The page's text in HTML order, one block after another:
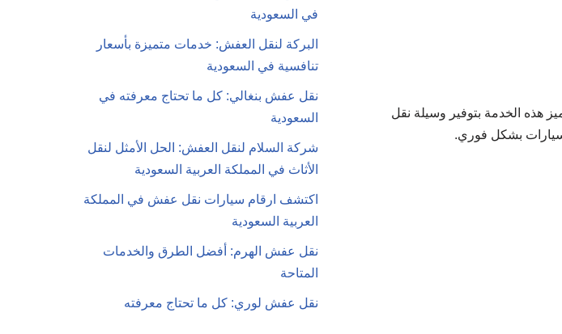
هذه الخدمة بتوفير وسيلة نقل
سيارات بشكل فوري.
في السعودية
البركة لنقل العفش: خدمات متميزة بأسعار
تنافسية في السعودية
نقل عفش بنغالي: كل ما تحتاج معرفته في
السعودية
شركة السلام لنقل العفش: الحل الأمثل لنقل
الأثاث في المملكة العربية السعودية
اكتشف ارقام سيارات نقل عفش في المملكة
العربية السعودية
نقل عفش الهرم: أفضل الطرق والخدمات
المتاحة
نقل عفش لوري: كل ما تحتاج معرفته